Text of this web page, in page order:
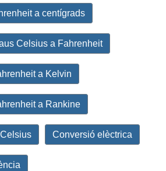
a centígrads
Celsius a Fahrenheit
a Kelvin
a Rankine
Conversió elèctrica